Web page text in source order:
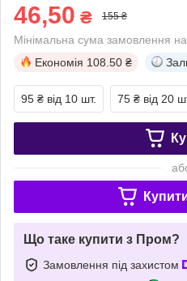
46,50 ₴ 155 ₴
Мінімальна сума замовлення
Економія 108.50 ₴
95 ₴ від 10 шт. 75 ₴ від 20
Що таке купити з Пром?
Замовлення під захистом